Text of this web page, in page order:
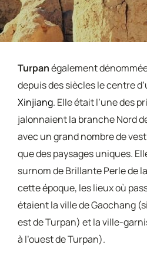
Turpanégalement
depuis des siècles le centre
Xinjiang. Elle était l’une des
jalonnaient la branche Nord
avec un grand nombre de
que des paysages uniques.
surnom de Brillante Perle de
cette époque, les lieux où
étaient la ville de Gaochang
est de Turpan) et la ville-
à l’ouest de Turpan).